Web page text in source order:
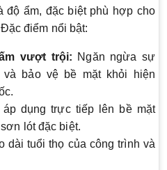
độ ẩm, đặc biệt phù hợp cho
điểm nổi bật:
vượt trội: Ngăn ngừa sự
bảo vệ bề mặt khỏi hiện
áp dụng trực tiếp lên bề mặt
lót đặc biệt.
dài tuổi thọ của công trình và